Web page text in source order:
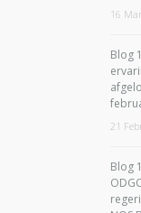
16
Blog
21
Blog